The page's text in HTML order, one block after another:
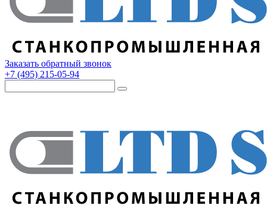
Заказать обратный звонок
+7 (495) 215-05-94